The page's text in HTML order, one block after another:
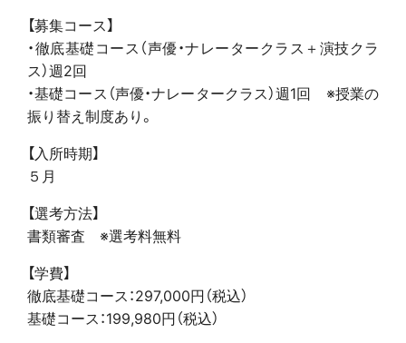
【募集コース】
・徹底基礎コース（声優・ナレータークラス＋演技クラ
ス）週2回
・基礎コース（声優・ナレータークラス）週1回 ※授業の
振り替え制度あり。
【入所時期】
５月
【選考方法】
書類審査 ※選考料無料
【学費】
徹底基礎コース：297,000円（税込）
基礎コース：199,980円（税込）